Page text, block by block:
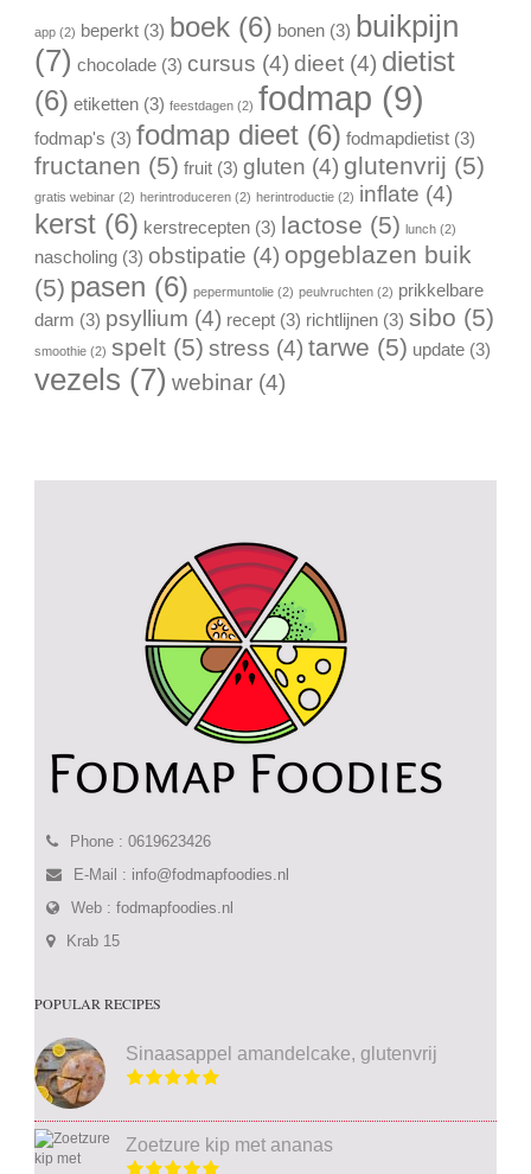
app (2) beperkt (3) boek (6) bonen (3) buikpijn
(7) chocolade (3) cursus (4) dieet (4) dietist
(6) etiketten (3) feestdagen (2) fodmap (9)
fodmap's (3) fodmap dieet (6) fodmapdietist (3)
fructanen (5) fruit (3) gluten (4) glutenvrij (5)
gratis webinar (2) herintroduceren (2) herintroductie (2) inflate (4)
kerst (6) kerstrecepten (3) lactose (5) lunch (2)
nascholing (3) obstipatie (4) opgeblazen buik
(5) pasen (6) pepermuntolie (2) peulvruchten (2) prikkelbare
darm (3) psyllium (4) recept (3) richtlijnen (3) sibo (5)
smoothie (2) spelt (5) stress (4) tarwe (5) update (3)
vezels (7) webinar (4)
Phone : 0619623426
E-Mail : info@fodmapfoodies.nl
Web :fodmapfoodies.nl
Krab 15
POPULAR RECIPES
Sinaasappel amandelcake, glutenvrij
Zoetzure kip met ananas